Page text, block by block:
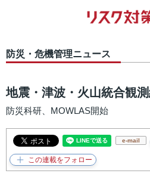
防災・危機管理ニュース
地震・津波・火山統合観
防災科研、MOWLAS開始
e-mail